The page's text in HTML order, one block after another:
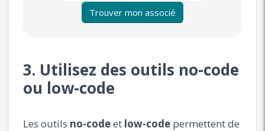
Trouver mon associé
3. Utilisez des outils no-code
ou low-code
Les outils no-codeet low-code permettent de